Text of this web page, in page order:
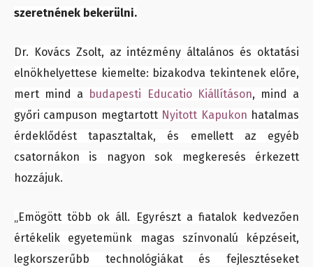
szeretnének bekerülni.
Dr. Kovács Zsolt, az intézmény általános és oktatási
elnökhelyettese kiemelte: bizakodva tekintenek előre,
mert mind a budapesti Educatio Kiállításon, mind a
győri campuson megtartott Nyitott Kapukon hatalmas
érdeklődést tapasztaltak, és emellett az egyéb
csatornákon is nagyon sok megkeresés érkezett
hozzájuk.
„Emögött több ok áll. Egyrészt a fiatalok kedvezően
értékelik egyetemünk magas színvonalú képzéseit,
legkorszerűbb technológiákat és fejlesztéseket